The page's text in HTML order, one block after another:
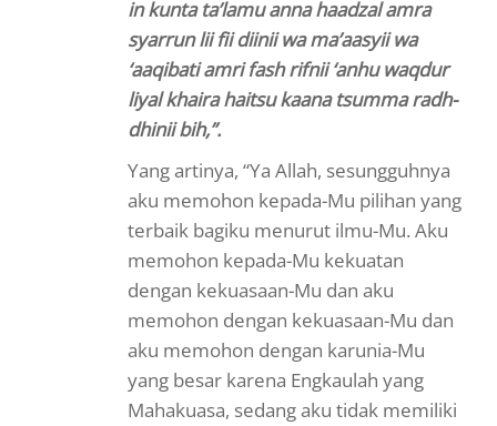
in kunta ta’lamu anna haadzal amra
syarrun lii fii diinii wa ma’aasyii wa
‘aaqibati amri fash rifnii ‘anhu waqdur
liyal khaira haitsu kaana tsumma radh-
dhinii bih,”.
Yang artinya, “Ya Allah, sesungguhnya
aku memohon kepada-Mu pilihan yang
terbaik bagiku menurut ilmu-Mu. Aku
memohon kepada-Mu kekuatan
dengan kekuasaan-Mu dan aku
memohon dengan kekuasaan-Mu dan
aku memohon dengan karunia-Mu
yang besar karena Engkaulah yang
Mahakuasa, sedang aku tidak memiliki